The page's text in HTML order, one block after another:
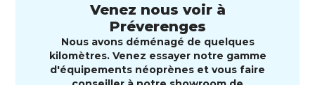
Venez nous voir à
Préverenges
Nous avons déménagé de quelques
kilomètres. Venez essayer notre gamme
d'équipements néoprènes et vous faire